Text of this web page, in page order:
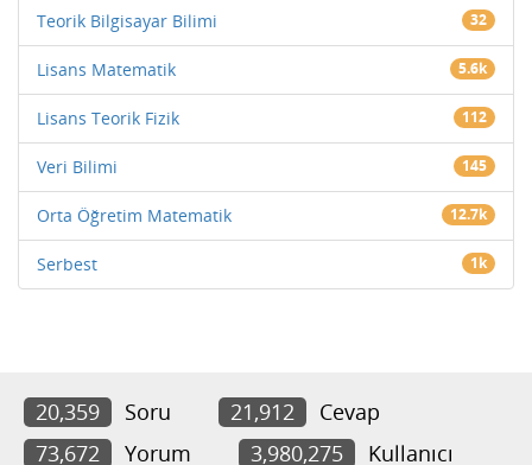
Teorik Bilgisayar Bilimi 32
Lisans Matematik 5.6k
Lisans Teorik Fizik 112
Veri Bilimi 145
Orta Öğretim Matematik 12.7k
Serbest 1k
20,359 Soru 21,912
Cevap
73,672
Yorum 3,980,275 Kullanıcı